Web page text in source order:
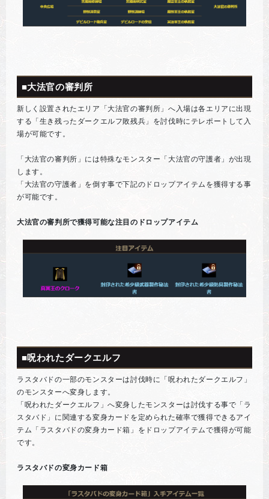
■大法官の審判所
新しく設置されたエリア「大法官の審判所」へ入場は各エリアに出現
する「生き残ったダークエルフ敗残兵」を討伐時にテレポートして入
場が可能です。
「大法官の審判所」には特殊なモンスター「大法官の守護者」が出現
します。
「大法官の守護者」を倒す事で下記のドロップアイテムを獲得する事
が可能です。
大法官の審判所で獲得可能な注目のドロップアイテム
■呪われたダークエルフ
ラスタバドの一部のモンスターは討伐時に「呪われたダークエルフ」
のモンスターへ変身します。
「呪われたダークエルフ」へ変身したモンスターは討伐する事で「ラ
スタバド」に関連する変身カードを定められた確率で獲得できるアイ
テム「ラスタバドの変身カード箱」をドロップアイテムで獲得が可能
です。
ラスタバドの変身カード箱